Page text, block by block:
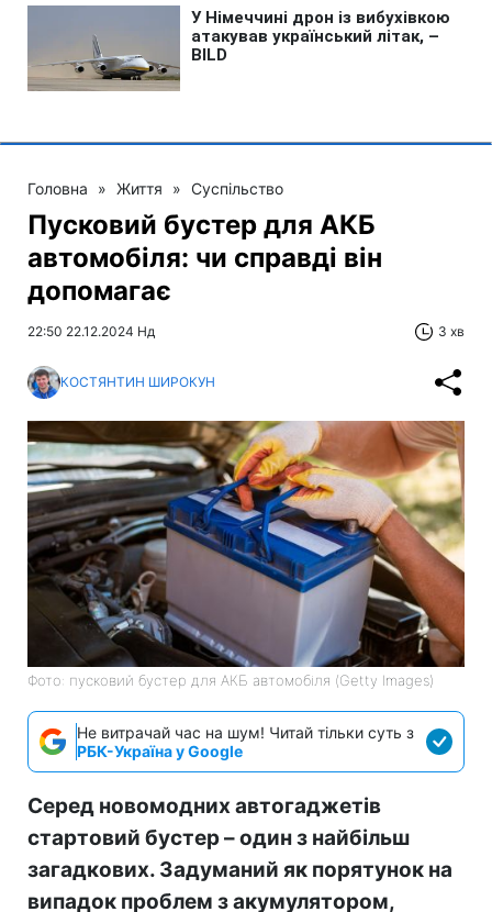
Головна » Життя » Суспільство
Пусковий бустер для АКБ
автомобіля: чи справді він
допомагає
22:50 22.12.2024 Нд 3 хв
КОСТЯНТИН ШИРОКУН
Фото: пусковий бустер для АКБ автомобіля (Getty Images)
Не витрачай час на шум! Читай тільки суть з
РБК-Україна у Google
Серед новомодних автогаджетів
стартовий бустер – один з найбільш
загадкових. Задуманий як порятунок на
випадок проблем з акумулятором,